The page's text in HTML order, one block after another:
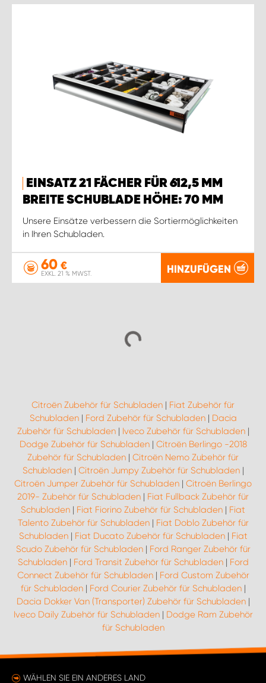
EINSATZ 21 FÄCHER FÜR 612,5 MM
BREITE SCHUBLADE HÖHE: 70 MM
Unsere Einsätze verbessern die Sortiermöglichkeiten
in Ihren Schubladen.
60 €
EXKL. 21 % MWST. HINZUFÜGEN
Citroën Zubehör für Schubladen | Fiat Zubehör für
Schubladen| Ford Zubehör für Schubladen| Dacia
Zubehör für Schubladen| Iveco Zubehör für Schubladen|
Dodge Zubehör für Schubladen| Citroën Berlingo -2018
Zubehör für Schubladen | Citroën Nemo Zubehör für
Schubladen| Citroën Jumpy Zubehör für Schubladen|
Citroën Jumper Zubehör für Schubladen | Citroën Berlingo
2019- Zubehör für Schubladen | Fiat Fullback Zubehör für
Schubladen | Fiat Fiorino Zubehör für Schubladen | Fiat
Talento Zubehör für Schubladen| Fiat Doblo Zubehör für
Schubladen| Fiat Ducato Zubehör für Schubladen| Fiat
Scudo Zubehör für Schubladen| Ford Ranger Zubehör für
Schubladen| Ford Transit Zubehör für Schubladen| Ford
Connect Zubehör für Schubladen| Ford Custom Zubehör
für Schubladen| Ford Courier Zubehör für Schubladen|
Dacia Dokker Van (Transporter) Zubehör für Schubladen|
Iveco Daily Zubehör für Schubladen| Dodge Ram Zubehör
für Schubladen
WÄHLEN SIE EIN ANDERES LAND